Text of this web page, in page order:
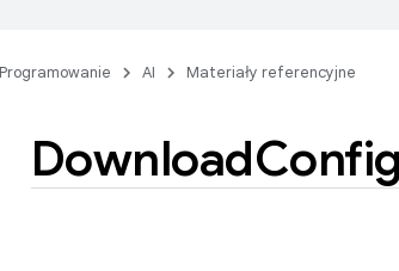
Programowanie AI Materiały referencyjne
DownloadConfig